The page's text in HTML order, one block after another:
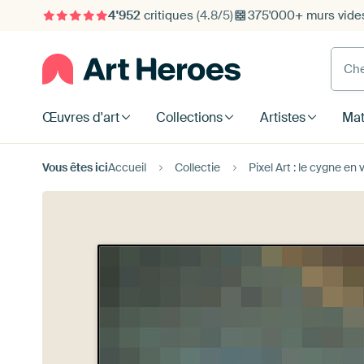
4'952critiques (4.8/5) 375'000+ murs
Œuvres d'art Collections Artistes
Vous êtes iciAccueil Collectie Pixel Art : le cygne en